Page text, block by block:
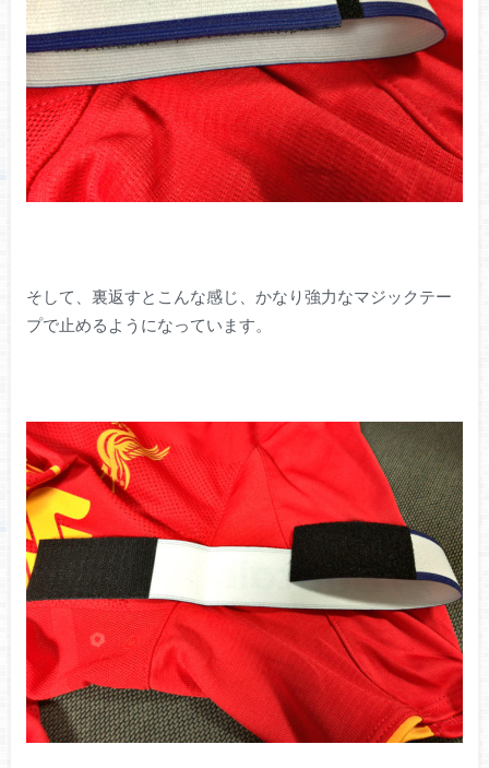
そして、裏返すとこんな感じ、かなり強力なマジックテー
プで止めるようになっています。